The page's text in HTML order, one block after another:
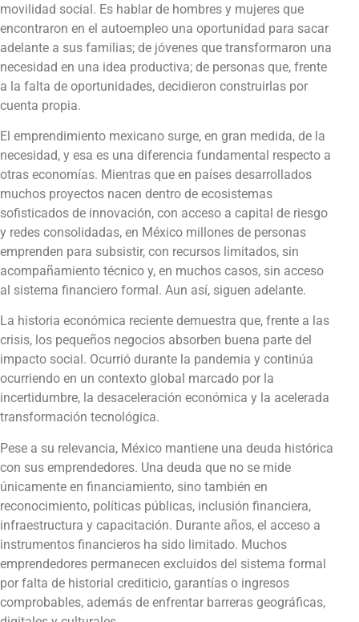
movilidad social. Es hablar de hombres y mujeres que
encontraron en el autoempleo una oportunidad para sacar
adelante a sus familias; de jóvenes que transformaron una
necesidad en una idea productiva; de personas que, frente
a la falta de oportunidades, decidieron construirlas por
cuenta propia.
El emprendimiento mexicano surge, en gran medida, de la
necesidad, y esa es una diferencia fundamental respecto a
otras economías. Mientras que en países desarrollados
muchos proyectos nacen dentro de ecosistemas
sofisticados de innovación, con acceso a capital de riesgo
y redes consolidadas, en México millones de personas
emprenden para subsistir, con recursos limitados, sin
acompañamiento técnico y, en muchos casos, sin acceso
al sistema financiero formal. Aun así, siguen adelante.
La historia económica reciente demuestra que, frente a las
crisis, los pequeños negocios absorben buena parte del
impacto social. Ocurrió durante la pandemia y continúa
ocurriendo en un contexto global marcado por la
incertidumbre, la desaceleración económica y la acelerada
transformación tecnológica.
Pese a su relevancia, México mantiene una deuda histórica
con sus emprendedores. Una deuda que no se mide
únicamente en financiamiento, sino también en
reconocimiento, políticas públicas, inclusión financiera,
infraestructura y capacitación. Durante años, el acceso a
instrumentos financieros ha sido limitado. Muchos
emprendedores permanecen excluidos del sistema formal
por falta de historial crediticio, garantías o ingresos
comprobables, además de enfrentar barreras geográficas,